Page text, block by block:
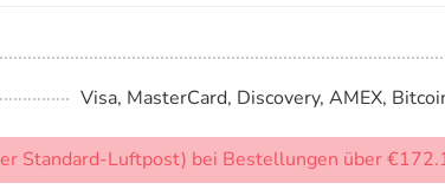
Visa, MasterCard, Discovery, AMEX,
Standard-Luftpost) bei Bestellungen über